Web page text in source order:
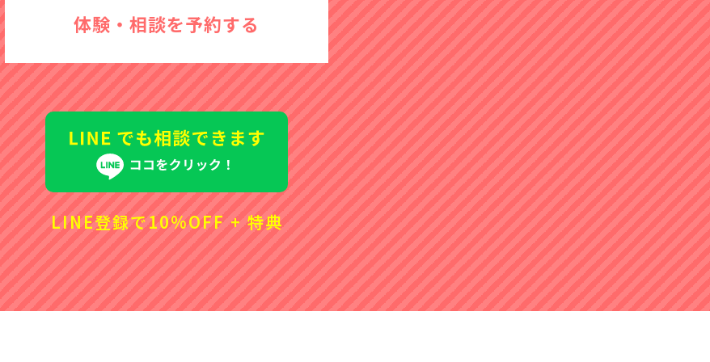
体験・相談を予約する
LINE登録で10%OFF + 特典